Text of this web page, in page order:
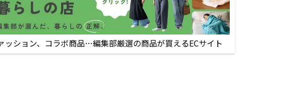
ッション、コラボ商品…編集部厳選の商品が買えるECサイト